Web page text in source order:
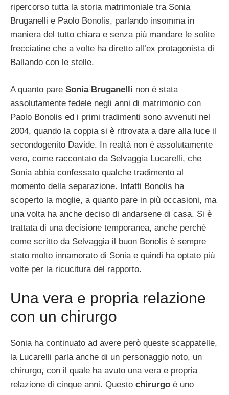
ripercorso tutta la storia matrimoniale tra Sonia
Bruganelli e Paolo Bonolis, parlando insomma in
maniera del tutto chiara e senza più mandare le solite
frecciatine che a volte ha diretto all’ex protagonista di
Ballando con le stelle.
A quanto pare Sonia Bruganelli non è stata
assolutamente fedele negli anni di matrimonio con
Paolo Bonolis ed i primi tradimenti sono avvenuti nel
2004, quando la coppia si è ritrovata a dare alla luce il
secondogenito Davide. In realtà non è assolutamente
vero, come raccontato da Selvaggia Lucarelli, che
Sonia abbia confessato qualche tradimento al
momento della separazione. Infatti Bonolis ha
scoperto la moglie, a quanto pare in più occasioni, ma
una volta ha anche deciso di andarsene di casa. Si è
trattata di una decisione temporanea, anche perché
come scritto da Selvaggia il buon Bonolis è sempre
stato molto innamorato di Sonia e quindi ha optato più
volte per la ricucitura del rapporto.
Una vera e propria relazione
con un chirurgo
Sonia ha continuato ad avere però queste scappatelle,
la Lucarelli parla anche di un personaggio noto, un
chirurgo, con il quale ha avuto una vera e propria
relazione di cinque anni. Questo chirurgo è uno